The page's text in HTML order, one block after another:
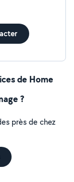
de Home
?
près de chez